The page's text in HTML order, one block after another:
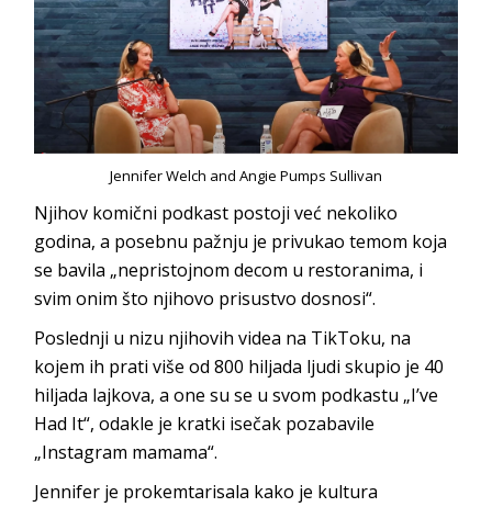
Jennifer Welch and Angie Pumps Sullivan
Njihov komični podkast postoji već nekoliko
godina, a posebnu pažnju je privukao temom koja
se bavila „nepristojnom decom u restoranima, i
svim onim što njihovo prisustvo dosnosi“.
Poslednji u nizu njihovih videa na TikToku, na
kojem ih prati više od 800 hiljada ljudi skupio je 40
hiljada lajkova, a one su se u svom podkastu „I’ve
Had It“, odakle je kratki isečak pozabavile
„Instagram mamama“.
Jennifer je prokemtarisala kako je kultura